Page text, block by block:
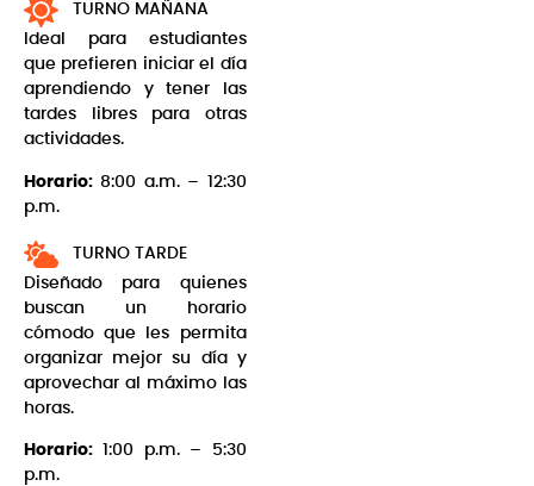
TURNO MAÑANA
Ideal para estudiantes
que prefieren iniciar el día
aprendiendo y tener las
tardes libres para otras
actividades.
Horario: 8:00 a.m. – 12:30
p.m.
TURNO TARDE
Diseñado para quienes
buscan un horario
cómodo que les permita
organizar mejor su día y
aprovechar al máximo las
horas.
Horario: 1:00 p.m. – 5:30
p.m.